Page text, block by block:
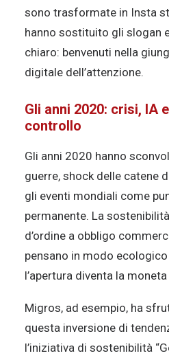
sono trasformate in Insta
hanno sostituito gli slogan
chiaro: benvenuti nella
digitale dell’attenzione.
Gli anni 2020: crisi, IA
controllo
Gli anni 2020 hanno
guerre, shock delle catene
gli eventi mondiali come
permanente. La
d’ordine a obbligo
pensano in modo
l’apertura diventa la
Migros, ad esempio, ha
questa inversione di
l’iniziativa di sostenibilità